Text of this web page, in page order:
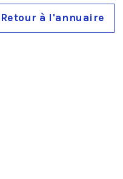
Retour à l'annuaire